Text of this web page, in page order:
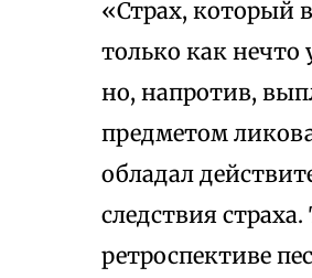
«Страх, который
только как нечто
но, напротив,
предметом
обладал
следствия
ретроспективе